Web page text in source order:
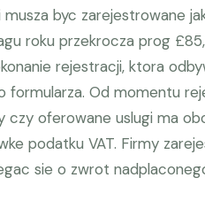
byc zarejestrowane
roku przekrocza prog
rejestracji, ktora
formularza. Od momentu
oferowane uslugi ma
podatku VAT. Firmy
sie o zwrot